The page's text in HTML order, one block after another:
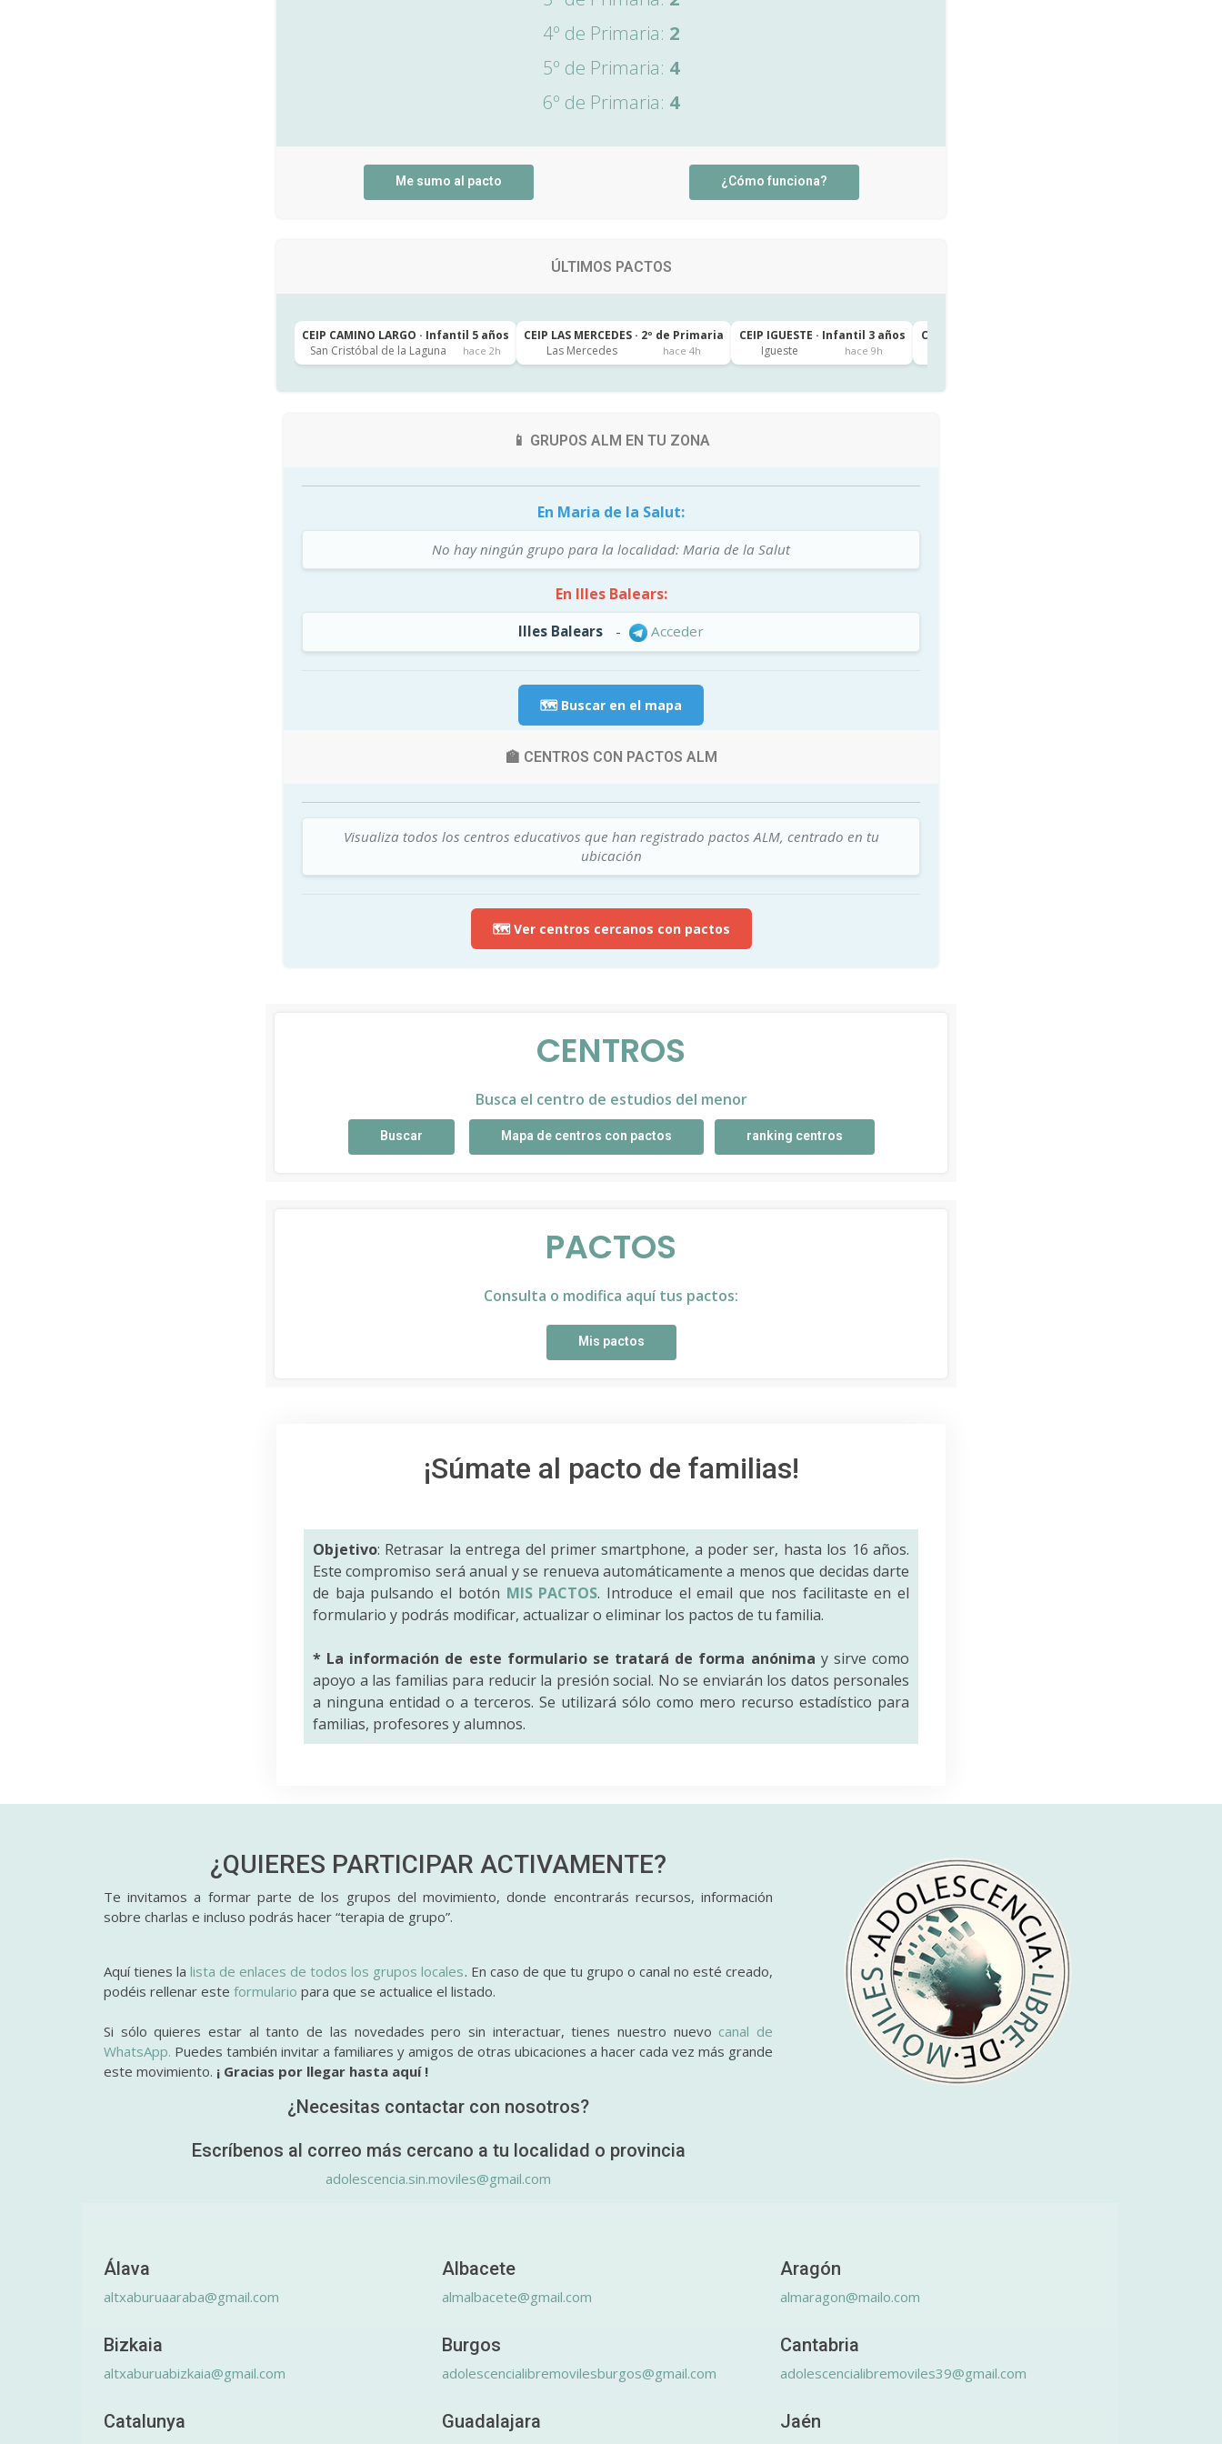
4º de Primaria: 2
5º de Primaria: 4
6º de Primaria: 4
Me sumo al pacto ¿Cómo funciona?
ÚLTIMOS PACTOS
CEIP CAMINO LARGO · Infantil 5 años
San Cristóbal de la Laguna
hace 2h
CEIP LAS MERCEDES · 2º de Primaria
Las Mercedes
hace 4h
CEIP IGUESTE · Infantil 3 años
Igueste
hace 9h
CEIP IGUESTE · 1º de Primaria
📱 GRUPOS ALM EN TU ZONA
En Maria de la Salut:
No hay ningún grupo para la localidad: Maria de la Salut
En Illes Balears:
Illes Balears - Acceder
🗺️ Buscar en el mapa
🏫 CENTROS CON PACTOS ALM
Visualiza todos los centros educativos que han registrado pactos ALM, centrado en tu
ubicación
🗺️ Ver centros cercanos con pactos
CENTROS
Busca el centro de estudios del menor
Buscar Mapa de centros con pactos ranking centros
PACTOS
Consulta o modifica aquí tus pactos:
Mis pactos
¡Súmate al pacto de familias!
Objetivo: Retrasar la entrega del primer smartphone, a poder ser, hasta los 16 años.
Este compromiso será anual y se renueva automáticamente a menos que decidas darte
de baja pulsando el botón MIS PACTOS. Introduce el email que nos facilitaste en el
formulario y podrás modificar, actualizar o eliminar los pactos de tu familia.
* La información de este formulario se tratará de forma anónima y sirve como
apoyo a las familias para reducir la presión social. No se enviarán los datos personales
a ninguna entidad o a terceros. Se utilizará sólo como mero recurso estadístico para
familias, profesores y alumnos.
¿QUIERES PARTICIPAR ACTIVAMENTE?
Te invitamos a formar parte de los grupos del movimiento, donde encontrarás recursos, información
sobre charlas e incluso podrás hacer “terapia de grupo”.
Aquí tienes lalista de enlaces de todos los grupos locales. En caso de que tu grupo o canal no esté creado,
podéis rellenar este formulario para que se actualice el listado.
Si sólo quieres estar al tanto de las novedades pero sin interactuar, tienes nuestro nuevo canal de
WhatsApp. Puedes también invitar a familiares y amigos de otras ubicaciones a hacer cada vez más grande
este movimiento. ¡ Gracias por llegar hasta aquí !
¿Necesitas contactar con nosotros?
Escríbenos al correo más cercano a tu localidad o provincia
adolescencia.sin.moviles@gmail.com
Álava
altxaburuaaraba@gmail.com
Albacete
almalbacete@gmail.com
Aragón
almaragon@mailo.com
Bizkaia
altxaburuabizkaia@gmail.com
Burgos
adolescencialibremovilesburgos@gmail.com
Cantabria
adolescencialibremoviles39@gmail.com
Catalunya Guadalajara Jaén